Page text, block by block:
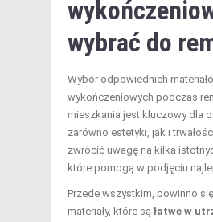
wybrać do
Wybór odpowiednich
wykończeniowych podczas
mieszkania jest kluczowy dla
zarówno estetyki, jak i
zwrócić uwagę na kilka
które pomogą w podjęciu
Przede wszystkim, powinno
materiały, które są łatwe w